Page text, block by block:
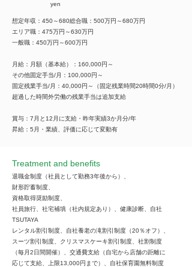
yen
想定年収：450～680総合職：500万円～680万円
エリア職：475万円～630万円
一般職：450万円～600万円
月給：月額（基本給）：160,000円～
その他固定手当/月：100,000円～
固定残業手当/月：40,000円～（固定残業時間20時間0分/月）
超過した時間外労働の残業手当は追加支給
賞与：7月と12月に支給・昨年実績3か月分/年
昇給：5月・業績、評価に応じて変動有
Treatment and benefits
退職金制度（社員として勤務3年後から）、
財形貯蓄制度、
資格取得奨励制度、
社員旅行、社宅補填（社内規定あり）、健康診断、自社
TSUTAYA
レンタル割引制度、自社養老の滝割引制度（20％オフ）、
スーツ割引制度、クリスマスケーキ割引制度、社割制度
（毎月2日間開催）、交通費支給（自宅から店舗の距離に
応じて支給、上限13,000円まで）、自社保育園無料制度